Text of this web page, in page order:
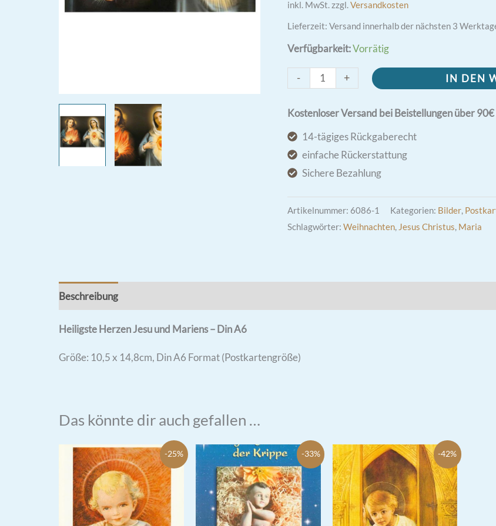
inkl. MwSt.zzgl.Versandkosten
Lieferzeit: Versand innerhalb der nächsten 3
Verfügbarkeit:Vorrätig
-
Heiligste
Jesu
und
Mariens
-
A6
+ IN DEN
Kostenloser Versand bei Beistellungen über 90€
14-tägiges Rückgaberecht
einfache Rückerstattung
Sichere Bezahlung
Artikelnummer: 6086-1 Kategorien: Bilder,
Schlagwörter: Weihnachten, Jesus Christus, Maria
Beschreibung
Heiligste Herzen Jesu und Mariens – Din A6
Größe: 10,5 x 14,8cm, Din A6 Format (Postkartengröße)
Das könnte dir auch gefallen …
-25% -33% -42%